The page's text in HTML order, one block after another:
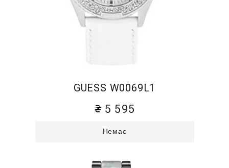
GUESS W0069L1
5 595
Немає